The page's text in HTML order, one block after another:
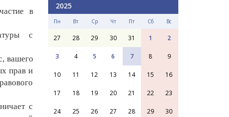
в
с
вашего
прав и
с
2025
Пн Вт Ср Чт Пт Сб Вс
27 28 29 30 31 1 2
3 4 5 6 7 8 9
10 11 12 13 14 15 16
17 18 19 20 21 22 23
24 25 26 27 28 29 30